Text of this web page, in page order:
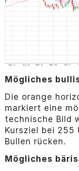
Mögliches
Die orange
markiert eine
technische Bild
Kursziel bei 255
Bullen rücken.
Mögliches